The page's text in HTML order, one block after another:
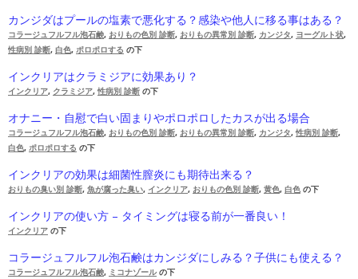
カンジダはプールの塩素で悪化する？感染や他人に移る事はある？
コラージュフルフル泡石鹸, おりもの色別 診断, おりもの異常別 診断, カンジタ, ヨーグルト状,
性病別 診断, 白色, ポロポロする の下
インクリアはクラミジアに効果あり？
インクリア, クラミジア, 性病別 診断 の下
オナニー・自慰で白い固まりやポロポロしたカスが出る場合
コラージュフルフル泡石鹸, おりもの色別 診断, おりもの異常別 診断, カンジタ, 性病別 診断,
白色, ポロポロする の下
インクリアの効果は細菌性膣炎にも期待出来る？
おりもの臭い別 診断, 魚が腐った臭い, インクリア, おりもの色別 診断, 黄色, 白色 の下
インクリアの使い方 – タイミングは寝る前が一番良い！
インクリア の下
コラージュフルフル泡石鹸はカンジダにしみる？子供にも使える？
コラージュフルフル泡石鹸, ミコナゾールの下